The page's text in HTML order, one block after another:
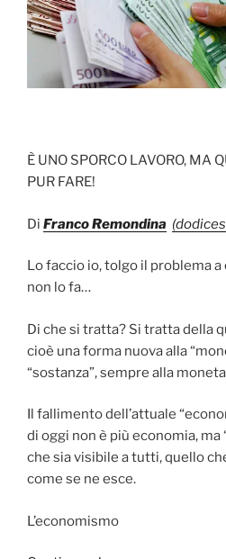
È UNO SPORCO LAVORO, MA
PUR FARE!
Di Franco Remondina
Lo faccio io, tolgo il problema
non lo fa…
Di che si tratta? Si tratta della
cioè una forma nuova alla
“sostanza”, sempre alla
Il fallimento dell’attuale
di oggi non è più economia, ma
che sia visibile a tutti, quello
come se ne esce.
L’economismo